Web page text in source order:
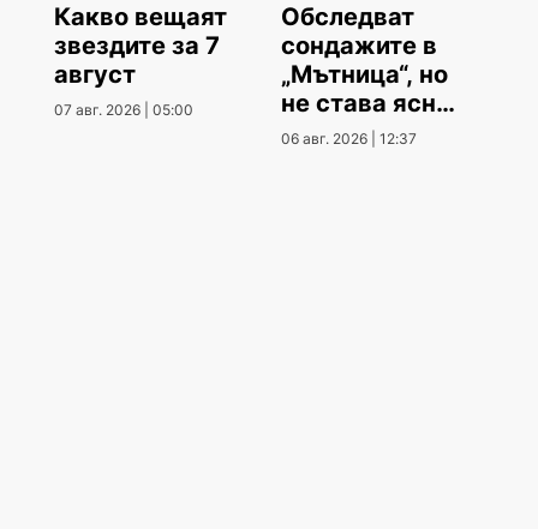
Какво вещаят
звездите за 7
август
07 авг. 2026 | 05:00
Обследват
сондажите в
„Мътница“, но
не става ясно
кога
06 авг. 2026 | 12:37